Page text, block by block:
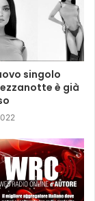
singolo
è già